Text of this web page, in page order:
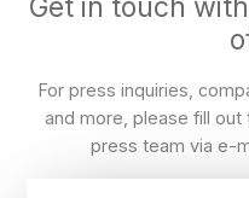
Get in touch
For press inquiries,
and more, please fill
press team via e-